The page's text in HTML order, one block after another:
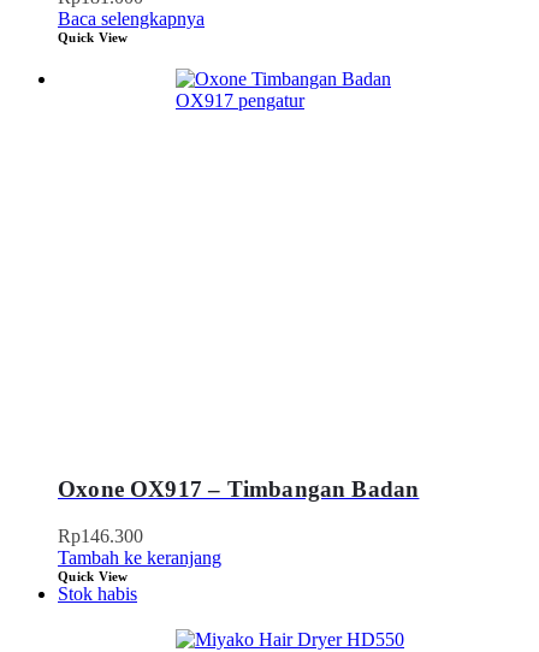
Baca selengkapnya
Quick View
Oxone OX917 – Timbangan Badan
Rp146.300
Tambah ke keranjang
Quick View
Stok habis